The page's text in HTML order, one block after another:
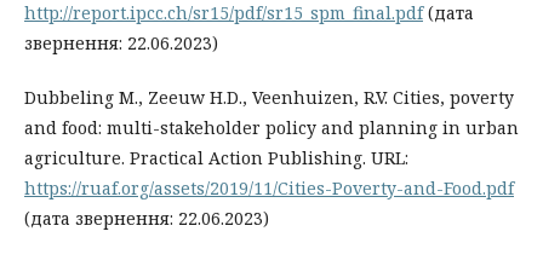
http://report.ipcc.ch/sr15/pdf/sr15_spm_final.pdf(дата
звернення: 22.06.2023)
Dubbeling M., Zeeuw H.D., Veenhuizen, R.V. Cities, poverty
and food: multi-stakeholder policy and planning in urban
agriculture. Practical Action Publishing. URL:
https://ruaf.org/assets/2019/11/Cities-Poverty-and-Food.pdf
(дата звернення: 22.06.2023)